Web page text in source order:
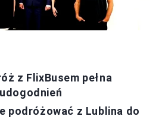
z FlixBusem pełna
podróżować z Lublina do